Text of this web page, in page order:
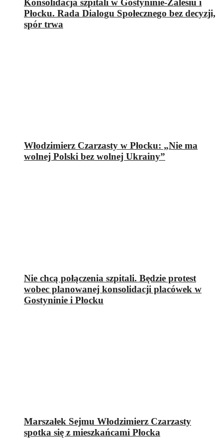
Konsolidacja szpitali w Gostyninie-Zalesiu i
Płocku. Rada Dialogu Społecznego bez decyzji,
spór trwa
Włodzimierz Czarzasty w Płocku: „Nie ma
wolnej Polski bez wolnej Ukrainy”
Nie chcą połączenia szpitali. Będzie protest
wobec planowanej konsolidacji placówek w
Gostyninie i Płocku
Marszałek Sejmu Włodzimierz Czarzasty
spotka się z mieszkańcami Płocka